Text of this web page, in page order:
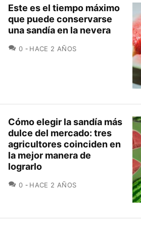
Este es el tiempo máximo
que puede conservarse
una sandía en la nevera
0 COMENTARIOS
HACE 2 AÑOS
Cómo elegir la sandía más
dulce del mercado: tres
agricultores coinciden en
la mejor manera de
lograrlo
0 COMENTARIOS
HACE 2 AÑOS